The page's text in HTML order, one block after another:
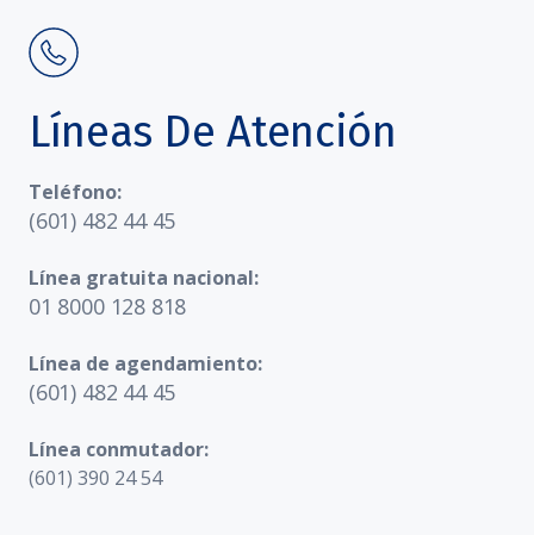
Líneas De Atención
Teléfono:
(601) 482 44 45
Línea gratuita nacional:
01 8000 128 818
Línea de agendamiento:
(601) 482 44 45
Línea conmutador:
(601) 390 24 54